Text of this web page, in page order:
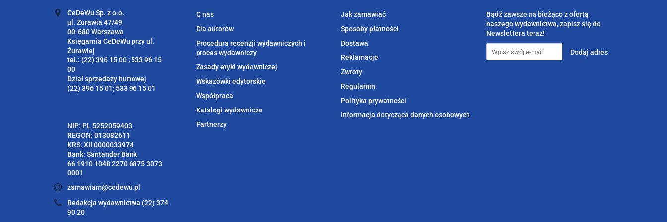
CeDeWu Sp. z o.o.
ul. Żurawia 47/49
00-680 Warszawa
Księgarnia CeDeWu przy ul.
Żurawiej
tel.: (22) 396 15 00 ; 533 96 15
00
Dział sprzedaży hurtowej
(22) 396 15 01; 533 96 15 01
NIP: PL 5252059403
REGON: 013082611
KRS: XII 0000033974
Bank: Santander Bank
66 1910 1048 2270 6875 3073
0001
zamawiam@cedewu.pl
Redakcja wydawnictwa (22) 374
90 20
O nas
Dla autorów
Procedura recenzji wydawniczych i
proces wydawniczy
Zasady etyki wydawniczej
Wskazówki edytorskie
Współpraca
Katalogi wydawnicze
Partnerzy
Jak zamawiać
Sposoby płatności
Dostawa
Reklamacje
Zwroty
Regulamin
Polityka prywatności
Informacja dotycząca danych osobowych
Bądź zawsze na bieżąco z ofertą
naszego wydawnictwa, zapisz się do
Newslettera teraz!